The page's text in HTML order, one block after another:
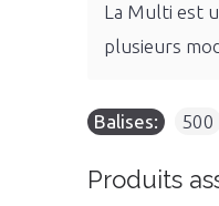
La Multi est
plusieurs
Balises: 500
Produits